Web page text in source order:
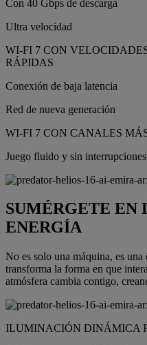
Con 40 Gbps de descarga
Ultra velocidad
WI-FI 7 CON
RÁPIDAS
Conexión de baja latencia
Red de nueva generación
WI-FI 7 CON CANALES
Juego fluido y sin interrupciones
SUMÉRGETE EN
ENERGÍA
No es solo una máquina, es
transforma la forma en que
atmósfera cambia contigo,
ILUMINACIÓN DINÁMICA